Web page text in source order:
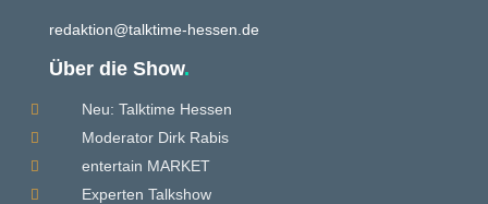
redaktion@talktime-hessen.de
Über die Show.
 Neu: Talktime Hessen
 Moderator Dirk Rabis
 entertain MARKET
 Experten Talkshow